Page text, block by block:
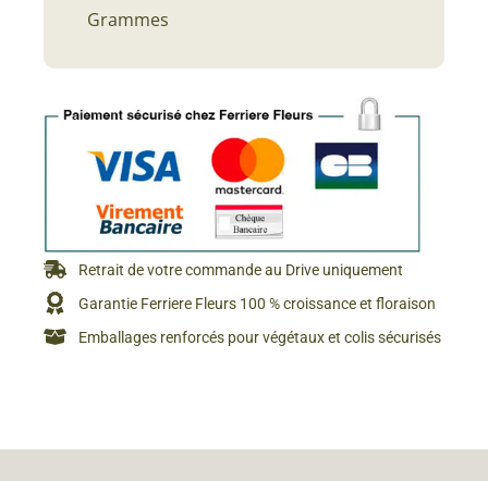
Grammes
Retrait de votre commande au Drive uniquement
Garantie Ferriere Fleurs 100 % croissance et floraison
Emballages renforcés pour végétaux et colis sécurisés